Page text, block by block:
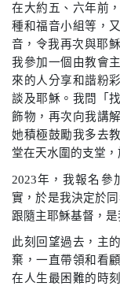
在大約五、六年前
種和福音小組等，
音，令我再次與耶
我參加一個由教會
來的人分享和諧粉
談及耶穌。我問「
飾物，再次向我講
她積極鼓勵我多去
堂在天水圍的支堂
2023年，我報名參
實，於是我決定於
跟隨主耶穌基督，
此刻回望過去，主
棄，一直帶領和看
在人生最困難的時